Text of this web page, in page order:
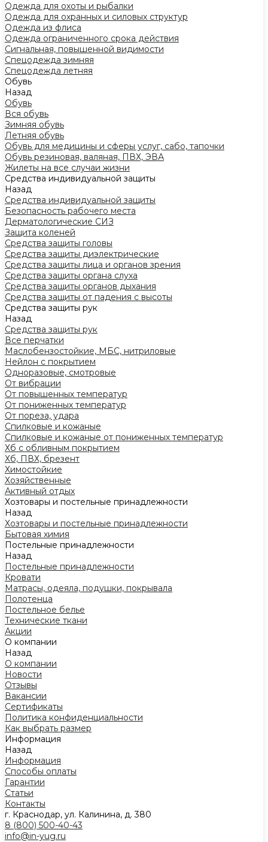
Одежда для охоты и рыбалки
Одежда для охранных и силовых структур
Одежда из флиса
Одежда ограниченного срока действия
Сигнальная, повышенной видимости
Спецодежда зимняя
Спецодежда летняя
Обувь
Назад
Обувь
Вся обувь
Зимняя обувь
Летняя обувь
Обувь для медицины и сферы услуг, сабо, тапочки
Обувь резиновая, валяная, ПВХ, ЭВА
Жилеты на все случаи жизни
Средства индивидуальной защиты
Назад
Средства индивидуальной защиты
Безопасность рабочего места
Дерматологические СИЗ
Защита коленей
Средства защиты головы
Средства защиты диэлектрические
Средства защиты лица и органов зрения
Средства защиты органа слуха
Средства защиты органов дыхания
Средства защиты от падения с высоты
Средства защиты рук
Назад
Средства защиты рук
Все перчатки
Маслобензостойкие, МБС, нитриловые
Нейлон с покрытием
Одноразовые, смотровые
От вибрации
От повышенных температур
От пониженных температур
От пореза, удара
Спилковые и кожаные
Спилковые и кожаные от пониженных температур
Хб с обливным покрытием
Хб, ПВХ, брезент
Химостойкие
Хозяйственные
Активный отдых
Хозтовары и постельные принадлежности
Назад
Хозтовары и постельные принадлежности
Бытовая химия
Постельные принадлежности
Назад
Постельные принадлежности
Кровати
Матрасы, одеяла, подушки, покрывала
Полотенца
Постельное белье
Технические ткани
Акции
О компании
Назад
О компании
Новости
Отзывы
Вакансии
Сертификаты
Политика конфиденциальности
Как выбрать размер
Информация
Назад
Информация
Способы оплаты
Гарантии
Статьи
Контакты
г. Краснодар, ул. Калинина, д. 380
8 (800) 500-40-43
info@in-yug.ru